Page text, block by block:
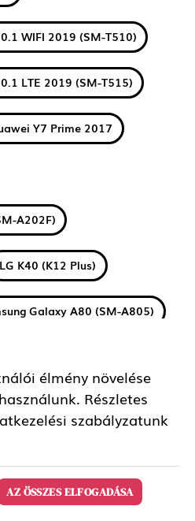
WIFI 2019 (SM-T510)
LTE 2019 (SM-T515)
Y7 Prime 2017
A202F)
LG K40 (K12 Plus)
Galaxy A80 (SM-A805)
Huawei P Smart Z
1
Xiaomi Mi 9T
élmény növelése
Részletes
szabályzatunk
AZ ÖSSZES ELFOGADÁSA